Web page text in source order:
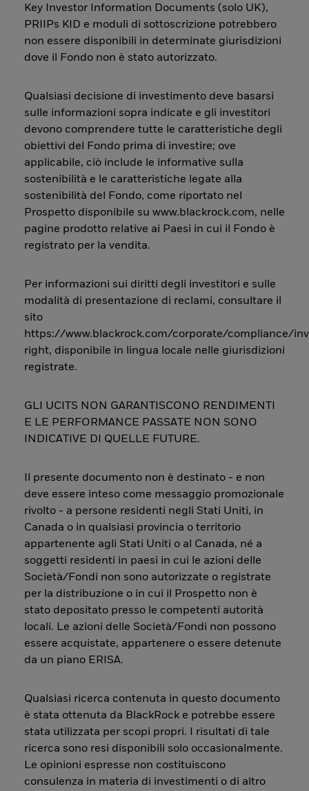
Key Investor Information Documents (solo UK),
PRIIPs KID e moduli di sottoscrizione potrebbero
non essere disponibili in determinate giurisdizioni
dove il Fondo non è stato autorizzato.
Qualsiasi decisione di investimento deve basarsi
sulle informazioni sopra indicate e gli investitori
devono comprendere tutte le caratteristiche degli
obiettivi del Fondo prima di investire; ove
applicabile, ciò include le informative sulla
sostenibilità e le caratteristiche legate alla
sostenibilità del Fondo, come riportato nel
Prospetto disponibile su www.blackrock.com, nelle
pagine prodotto relative ai Paesi in cui il Fondo è
registrato per la vendita.
Per informazioni sui diritti degli investitori e sulle
modalità di presentazione di reclami, consultare il
sito
https://www.blackrock.com/corporate/compliance/
right, disponibile in lingua locale nelle giurisdizioni
registrate.
GLI UCITS NON GARANTISCONO RENDIMENTI
E LE PERFORMANCE PASSATE NON SONO
INDICATIVE DI QUELLE FUTURE.
Il presente documento non è destinato - e non
deve essere inteso come messaggio promozionale
rivolto - a persone residenti negli Stati Uniti, in
Canada o in qualsiasi provincia o territorio
appartenente agli Stati Uniti o al Canada, né a
soggetti residenti in paesi in cui le azioni delle
Società/Fondi non sono autorizzate o registrate
per la distribuzione o in cui il Prospetto non è
stato depositato presso le competenti autorità
locali. Le azioni delle Società/Fondi non possono
essere acquistate, appartenere o essere detenute
da un piano ERISA.
Qualsiasi ricerca contenuta in questo documento
è stata ottenuta da BlackRock e potrebbe essere
stata utilizzata per scopi propri. I risultati di tale
ricerca sono resi disponibili solo occasionalmente.
Le opinioni espresse non costituiscono
consulenza in materia di investimenti o di altro